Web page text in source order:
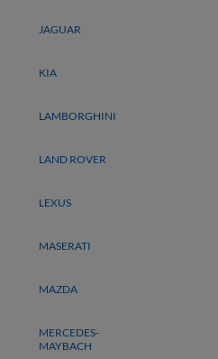
JAGUAR
KIA
LAMBORGHINI
LAND ROVER
LEXUS
MASERATI
MAZDA
MERCEDES-
MAYBACH